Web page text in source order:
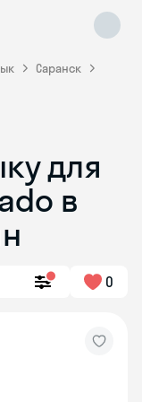
Саранск
для
в
0